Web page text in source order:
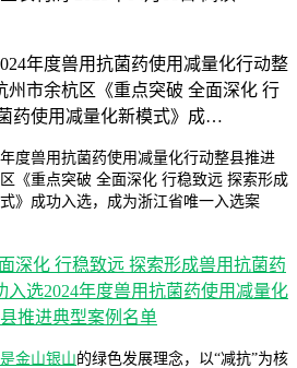
年度兽用抗菌药使用减量化行动整
州市余杭区《重点突破 全面深化 行
药使用减量化新模式》成…
度兽用抗菌药使用减量化行动整县推进
《重点突破 全面深化 行稳致远 探索形成
》成功入选，成为浙江省唯一入选案
金山银山的绿色发展理念，以“减抗”为核